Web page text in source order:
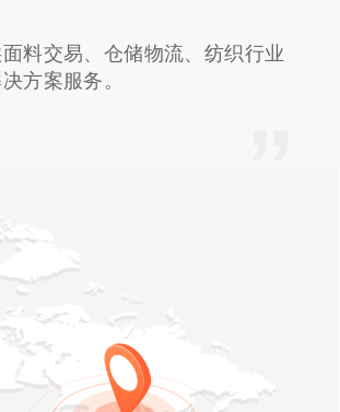
料交易、仓储物流、纺织行业
方案服务。